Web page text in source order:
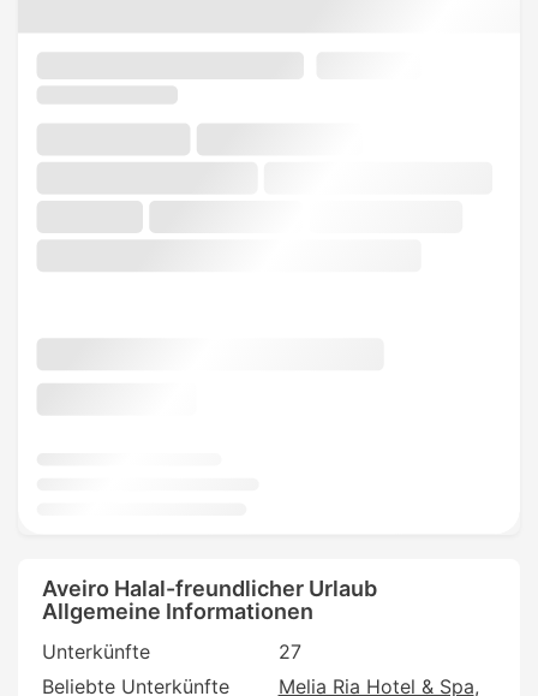
Aveiro Halal-freundlicher Urlaub
Allgemeine Informationen
Unterkünfte
27
Beliebte Unterkünfte
Melia Ria Hotel & Spa